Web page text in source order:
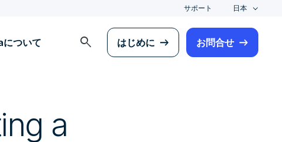
サポート 日本
ついて search はじめに お問合せ
a